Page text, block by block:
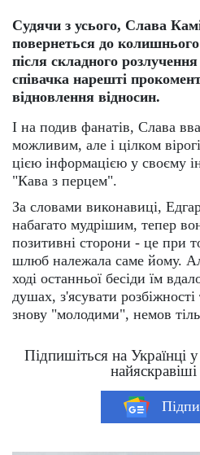
Судячи з усього, Слава
повернеться до
після складного
співачка нарешті
відновлення відносин.
І на подив фанатів, Слава
можливим, але і цілком
цією інформацією у своєму
"Кава з перцем".
За словами виконавиці,
набагато мудрішим, тепер
позитивні сторони - це при
шлюб належала саме йому.
ході останньої бесіди їм
душах, з'ясувати розбіжності
знову "молодими", немов
Підпишіться на Українці